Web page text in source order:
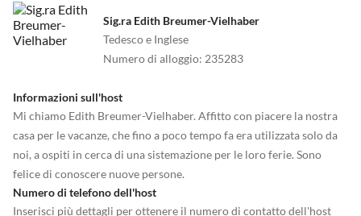
Sig.ra Edith Breumer-Vielhaber
Tedesco e Inglese
Numero di alloggio: 235283
Informazioni sull'host
Mi chiamo Edith Breumer-Vielhaber. Affitto con piacere la nostra
casa per le vacanze, che fino a poco tempo fa era utilizzata solo da
noi, a ospiti in cerca di una sistemazione per le loro ferie. Sono
felice di conoscere nuove persone.
Numero di telefono dell'host
Inserisci più dettagli per ottenere il numero di contatto dell'host